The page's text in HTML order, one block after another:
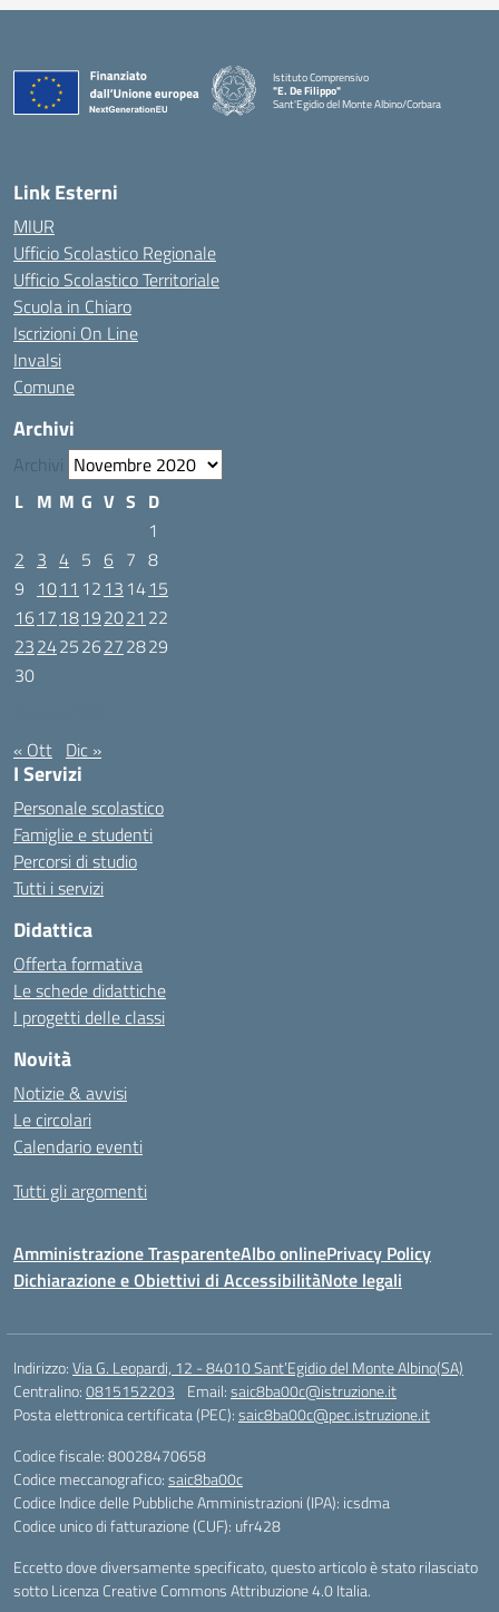
Istituto Comprensivo
"E. De Filippo"
Sant'Egidio del Monte Albino/Corbara
Link Esterni
MIUR
Ufficio Scolastico Regionale
Ufficio Scolastico Territoriale
Scuola in Chiaro
Iscrizioni On Line
Invalsi
Comune
Archivi
Archivi
L M M G V S D
1
2 3 4 5 6 7 8
9 1011 12 13 1415
1617 18192021 22
23242526272829
30
« Ott Dic »
I Servizi
Personale scolastico
Famiglie e studenti
Percorsi di studio
Tutti i servizi
Didattica
Offerta formativa
Le schede didattiche
I progetti delle classi
Novità
Notizie & avvisi
Le circolari
Calendario eventi
Tutti gli argomenti
Amministrazione TrasparenteAlbo onlinePrivacy Policy
Dichiarazione e Obiettivi di AccessibilitàNote legali
Indirizzo:Via G. Leopardi, 12 - 84010 Sant’Egidio del Monte Albino(SA)
Centralino:0815152203 Email:saic8ba00c@istruzione.it
Posta elettronica certificata (PEC):saic8ba00c@pec.istruzione.it
Codice fiscale: 80028470658
Codice meccanografico:saic8ba00c
Codice Indice delle Pubbliche Amministrazioni (IPA): icsdma
Codice unico di fatturazione (CUF): ufr428
Eccetto dove diversamente specificato, questo articolo è stato rilasciato
sotto Licenza Creative Commons Attribuzione 4.0 Italia.